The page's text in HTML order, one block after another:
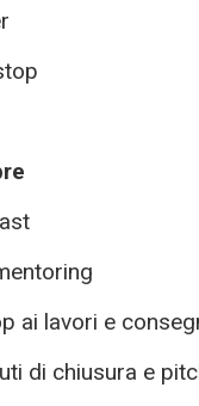
ai lavori e
di chiusura e p